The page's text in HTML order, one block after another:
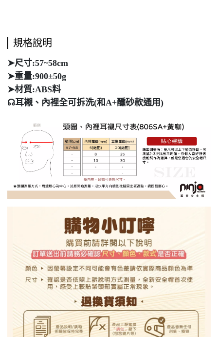
規格說明
➤尺寸:57~58cm
➤重量:900±50g
➤材質:ABS料
☊耳襯、內裡全可拆洗(和A+醺砂款通用)